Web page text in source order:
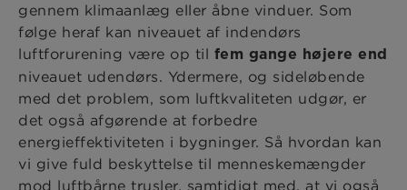
gennem klimaanlæg eller åbne vinduer. Som
følge heraf kan niveauet af indendørs
luftforurening være op til fem gange højere end
niveauet udendørs. Ydermere, og sideløbende
med det problem, som luftkvaliteten udgør, er
det også afgørende at forbedre
energieffektiviteten i bygninger. Så hvordan kan
vi give fuld beskyttelse til menneskemængder
mod luftbårne trusler, samtidigt med, at vi også